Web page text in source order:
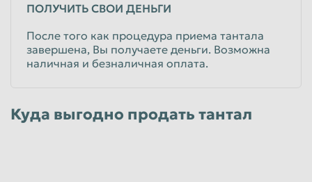
ПОЛУЧИТЬ СВОИ ДЕНЬГИ
После того как процедура приема тантала
завершена, Вы получаете деньги. Возможна
наличная и безналичная оплата.
Куда выгодно продать тантал